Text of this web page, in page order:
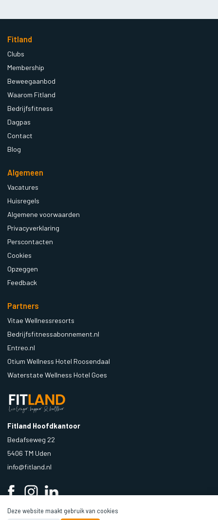
Fitland
Clubs
Membership
Beweegaanbod
Waarom Fitland
Bedrijfsfitness
Dagpas
Contact
Blog
Algemeen
Vacatures
Huisregels
Algemene voorwaarden
Privacyverklaring
Perscontacten
Cookies
Opzeggen
Feedback
Partners
Vitae Wellnessresorts
Bedrijfsfitnessabonnement.nl
Entreo.nl
Otium Wellness Hotel Roosendaal
Waterstate Wellness Hotel Goes
Fitland Hoofdkantoor
Bedafseweg 22
5406 TM Uden
info@fitland.nl
aDigital Layerswebsite
Deze website maakt gebruik van cookies